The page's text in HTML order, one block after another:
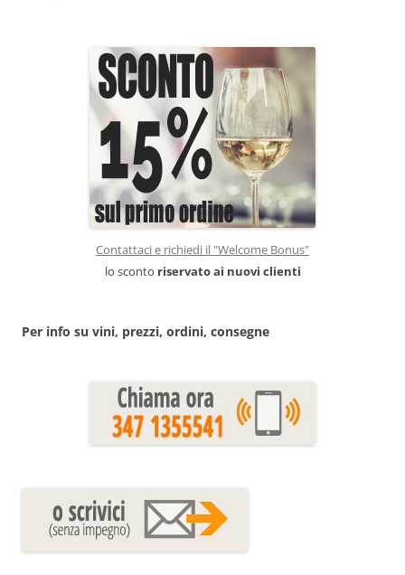
Contattaci e richiedi il "Welcome Bonus"
lo sconto riservato ai nuovi clienti
Per info su vini, prezzi, ordini, consegne